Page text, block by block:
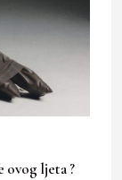
ovog ljeta ?